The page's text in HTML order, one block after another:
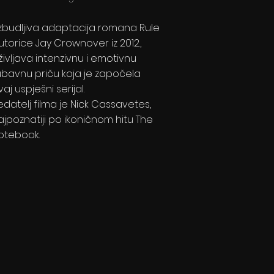
adaptacija romana Rule
Jay Crownover iz 2012.,
intenzivnu i emotivnu
priču koja je započela
uspješni serijal.
filma je Nick Cassavetes,
po ikoničnom hitu The